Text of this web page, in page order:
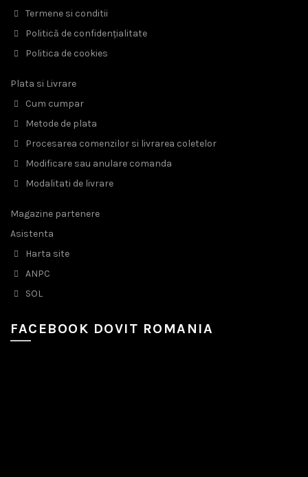
Termene si conditii
Politică de confidențialitate
Politica de cookies
Plata si Livrare
Cum cumpar
Metode de plata
Procesarea comenzilor si livrarea coletelor
Modificare sau anulare comanda
Modalitati de livrare
Magazine partenere
Asistenta
Harta site
ANPC
SOL
FACEBOOK DOVIT ROMANIA